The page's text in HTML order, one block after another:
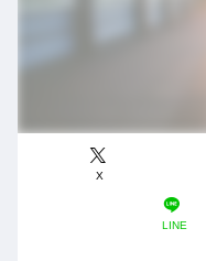
X
LINE